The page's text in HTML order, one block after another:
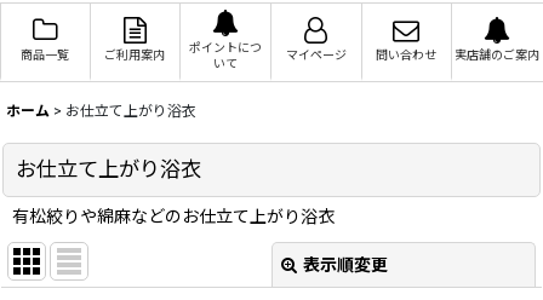
商品一覧 ご利用案内
ポイントにつ
いて
マイページ 問い合わせ 実店舗のご案内
ホーム > お仕立て上がり浴衣
お仕立て上がり浴衣
有松絞りや綿麻などのお仕立て上がり浴衣
表示順変更